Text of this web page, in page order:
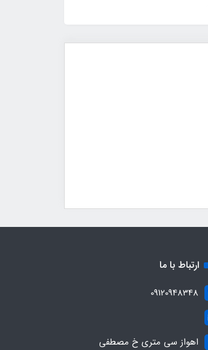
ارتباط با ما
09120948348
اهواز سی متری خ مصطفی